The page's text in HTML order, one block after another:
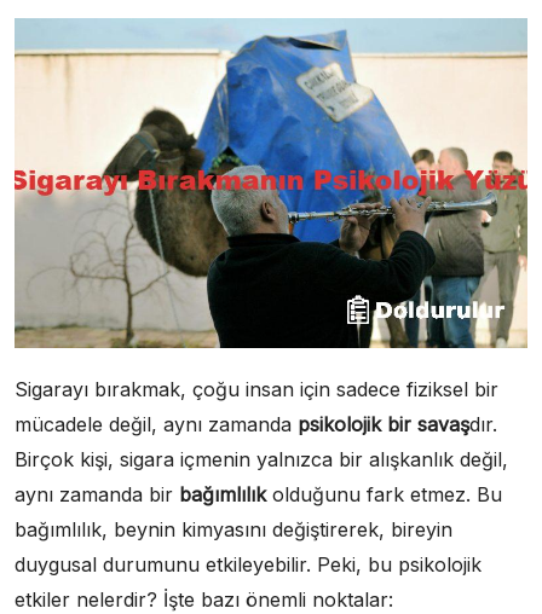
Sigarayı bırakmak, çoğu insan için sadece fiziksel bir
mücadele değil, aynı zamanda psikolojik bir savaşdır.
Birçok kişi, sigara içmenin yalnızca bir alışkanlık değil,
aynı zamanda bir bağımlılıkolduğunu fark etmez. Bu
bağımlılık, beynin kimyasını değiştirerek, bireyin
duygusal durumunu etkileyebilir. Peki, bu psikolojik
etkiler nelerdir? İşte bazı önemli noktalar: